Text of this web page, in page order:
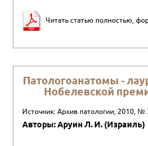
Читать статью полностью,
Патологоанатомы -
Нобелевской
Источник: Архив патологии, 2010, №
Авторы: Аруин Л. И. (Израиль)